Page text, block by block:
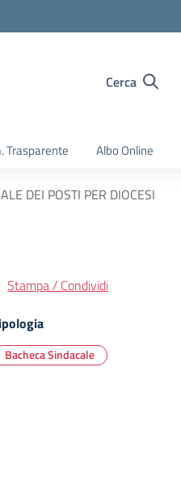
Cerca
Trasparente Albo Online
DEI POSTI PER DIOCESI
Stampa / Condividi
Bacheca Sindacale